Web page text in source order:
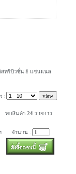
ดิสทริบิวชั่น 8 แชนแนล
:
พบสินค้า 24 รายการ
จำนวน :